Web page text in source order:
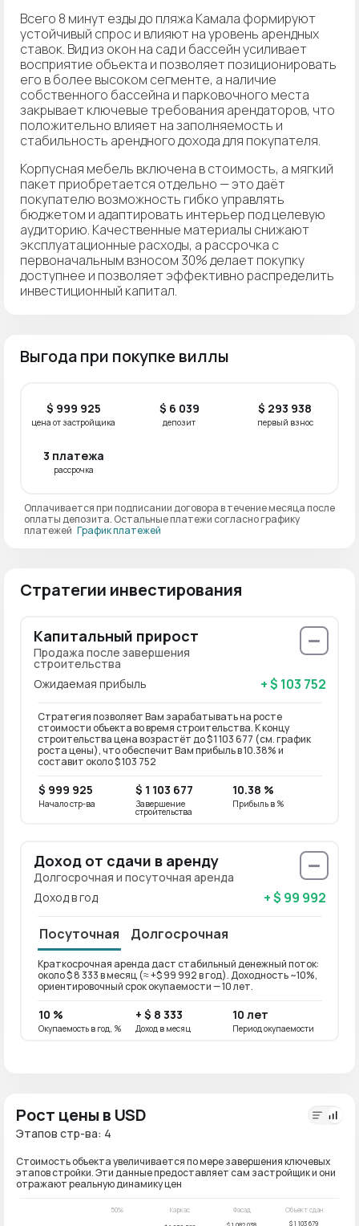
Всего 8 минут езды до пляжа Камала формируют
устойчивый спрос и влияют на уровень арендных
ставок. Вид из окон на сад и бассейн усиливает
восприятие объекта и позволяет позиционировать
его в более высоком сегменте, а наличие
собственного бассейна и парковочного места
закрывает ключевые требования арендаторов, что
положительно влияет на заполняемость и
стабильность арендного дохода для покупателя.
Корпусная мебель включена в стоимость, а мягкий
пакет приобретается отдельно — это даёт
покупателю возможность гибко управлять
бюджетом и адаптировать интерьер под целевую
аудиторию. Качественные материалы снижают
эксплуатационные расходы, а рассрочка с
первоначальным взносом 30% делает покупку
доступнее и позволяет эффективно распределить
инвестиционный капитал.
Выгода при покупке виллы
$ 999 925
цена от застройщика
$ 6 039
депозит
$ 293 938
первый взнос
3 платежа
рассрочка
Оплачивается при подписании договора в течение месяца после
оплаты депозита. Остальные платежи согласно графику
платежей График платежей
Стратегии инвестирования
Капитальный прирост
Продажа после завершения
строительства
Ожидаемая прибыль
+ $ 103 752
Стратегия позволяет Вам зарабатывать на росте
стоимости объекта во время строительства. К концу
строительства цена возрастёт до $ 1 103 677 (см. график
роста цены), что обеспечит Вам прибыль в 10.38% и
составит около $ 103 752
$ 999 925
Начало стр-ва
$ 1 103 677
Завершение
строительства
10.38 %
Прибыль в %
Доход от сдачи в аренду
Долгосрочная и посуточная аренда
Доход в год
+ $ 99 992
Посуточная Долгосрочная
Краткосрочная аренда даст стабильный денежный поток:
около $ 8 333 в месяц (≈ +$ 99 992 в год). Доходность ~10%,
ориентировочный срок окупаемости — 10 лет.
10 %
Окупаемость в год, %
+ $ 8 333
Доход в месяц
10 лет
Период окупаемости
Рост цены в USD
Этапов стр-ва: 4
Стоимость объекта увеличивается по мере завершения ключевых
этапов стройки. Эти данные предоставляет сам застройщик и они
отражают реальную динамику цен